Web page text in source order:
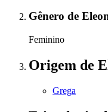
Gênero de
Feminino
Origem de
Grega